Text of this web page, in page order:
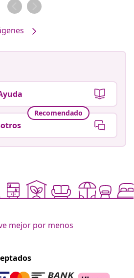
por
Recomendado
mejor por menos